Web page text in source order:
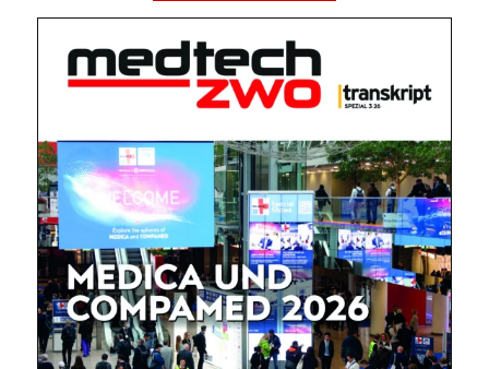
Mit dem |transkript-Newsletter
jede Woche aktuell informiert.
E-
Mail
(erforderlich)